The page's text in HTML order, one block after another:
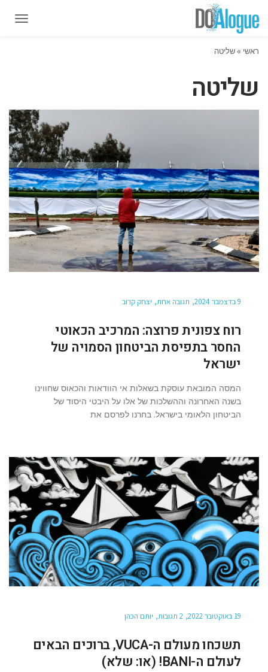
ראשי »שליטה
שליטה
9 בדצמבר 2024 תגובה אחת יצחק קרוב
רוח צפונית פרוצה: המרכיב הכאוטי
החסר בתפיסת הביטחון הסמויה של
ישראל
המסה המובאת עוסקת בשאלות אי הוודאות והכאוס שחווינו
בשנה האחרונה וההשלכות של אלו על היבטי היסוד של
הביטחון הלאומי בישראל. בחרנו לפרסם את
19 באוקטובר 2022 2 תגובות יותם הכהן
תשכחו מעולם ה-VUCA, ברוכים הבאים
לעולם ה-BANI! (או: שלא)